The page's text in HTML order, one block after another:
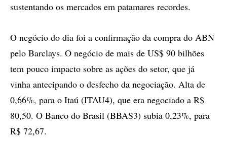
sustentando os mercados em patamares recordes.
O negócio do dia foi a confirmação da compra do ABN
pelo Barclays. O negócio de mais de US$ 90 bilhões
tem pouco impacto sobre as ações do setor, que já
vinha antecipando o desfecho da negociação. Alta de
0,66%, para o Itaú (ITAU4), que era negociado a R$
80,50. O Banco do Brasil (BBAS3) subia 0,23%, para
R$ 72,67.